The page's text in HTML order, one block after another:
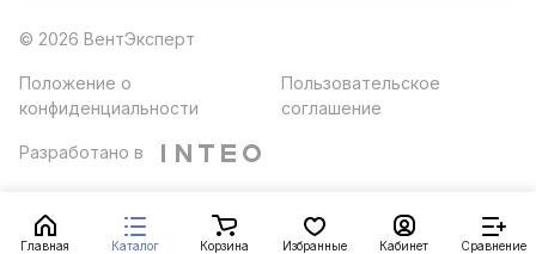
Главная Каталог Корзина Избранные Кабинет Сравнение
© 2026 ВентЭксперт
Положение о
конфиденциальности
Пользовательское
соглашение
Разработано в